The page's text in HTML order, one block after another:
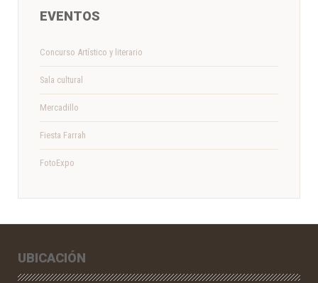
EVENTOS
Concurso Artístico y literario
Sala cultural
Mercadillo
Fiesta Farrah
FotoExpo
UBICACIÓN